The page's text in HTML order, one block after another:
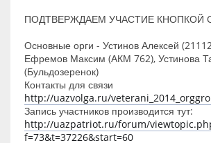
ПОДТВЕРЖДАЕМ УЧАСТИЕ КНОПКОЙ
Основные орги - Устинов Алексей
Ефремов Максим (АКМ 762), Устинова
(Бульдозеренок)
Контакты для связи
http://uazvolga.ru/
Запись участников производится тут:
http://uazpatriot.ru/forum/
f=73&t=37226&start=60